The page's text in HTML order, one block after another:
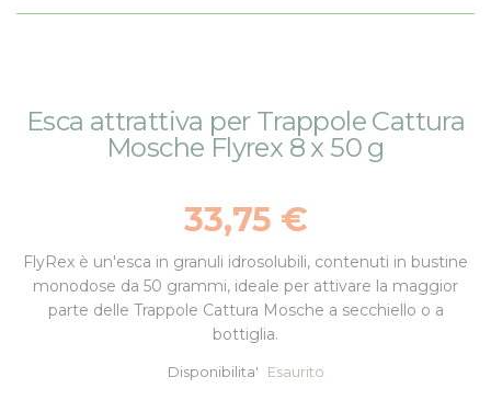
alla
all'inizio
Esca attrattiva per Trappole Cattura
Mosche Flyrex 8 x 50 g
33,75 €
FlyRex è un'esca in granuli idrosolubili, contenuti in bustine
monodose da 50 grammi, ideale per attivare la maggior
parte delle Trappole Cattura Mosche a secchiello o a
bottiglia.
Disponibilita' Esaurito